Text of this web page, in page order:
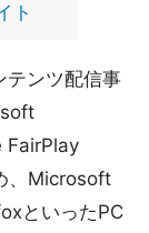
ト
テンツ配信事
FairPlay
、Microsoft
といったPC